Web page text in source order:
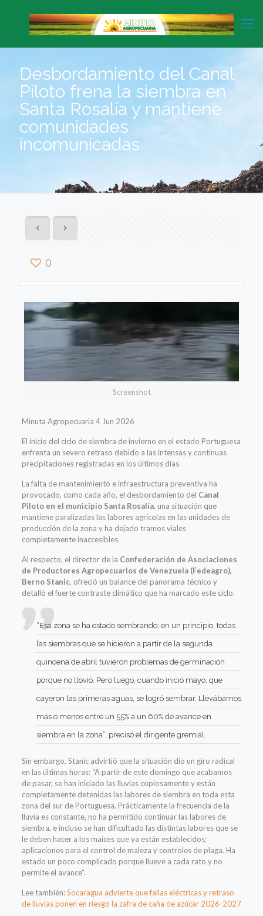
Desbordamiento del Canal
Piloto frena la siembra en
Santa Rosalía y mantiene
comunidades
incomunicadas
0
Screenshot
Minuta Agropecuaria 4 Jun 2026
El inicio del ciclo de siembra de invierno en el estado Portuguesa
enfrenta un severo retraso debido a las intensas y continuas
precipitaciones registradas en los últimos días.
La falta de mantenimiento e infraestructura preventiva ha
provocado, como cada año, el desbordamiento del Canal
Piloto en el municipio Santa Rosalía, una situación que
mantiene paralizadas las labores agrícolas en las unidades de
producción de la zona y ha dejado tramos viales
completamente inaccesibles.
Al respecto, el director de la Confederación de Asociaciones
de Productores Agropecuarios de Venezuela (Fedeagro),
Berno Stanic, ofreció un balance del panorama técnico y
detalló el fuerte contraste climático que ha marcado este ciclo.
“Esa zona se ha estado sembrando; en un principio, todas
las siembras que se hicieron a partir de la segunda
quincena de abril tuvieron problemas de germinación
porque no llovió. Pero luego, cuando inició mayo, que
cayeron las primeras aguas, se logró sembrar. Llevábamos
más o menos entre un 55% a un 60% de avance en
siembra en la zona”, precisó el dirigente gremial.
Sin embargo, Stanic advirtió que la situación dio un giro radical
en las últimas horas: “A partir de este domingo que acabamos
de pasar, se han iniciado las lluvias copiosamente y están
completamente detenidas las labores de siembra en toda esta
zona del sur de Portuguesa. Prácticamente la frecuencia de la
lluvia es constante, no ha permitido continuar las labores de
siembra, e incluso se han dificultado las distintas labores que se
le deben hacer a los maíces que ya están establecidos;
aplicaciones para el control de maleza y controles de plaga. Ha
estado un poco complicado porque llueve a cada rato y no
permite el avance”.
Lee también:Socaragua advierte que fallas eléctricas y retraso
de lluvias ponen en riesgo la zafra de caña de azúcar 2026-2027